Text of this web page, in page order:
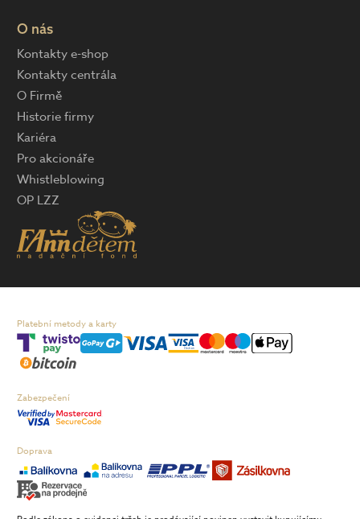
O nás
Kontakty e-shop
Kontakty centrála
O Firmě
Historie firmy
Kariéra
Pro akcionáře
Whistleblowing
OP LZZ
Platební metody a karty
Zabezpečení
Doprava